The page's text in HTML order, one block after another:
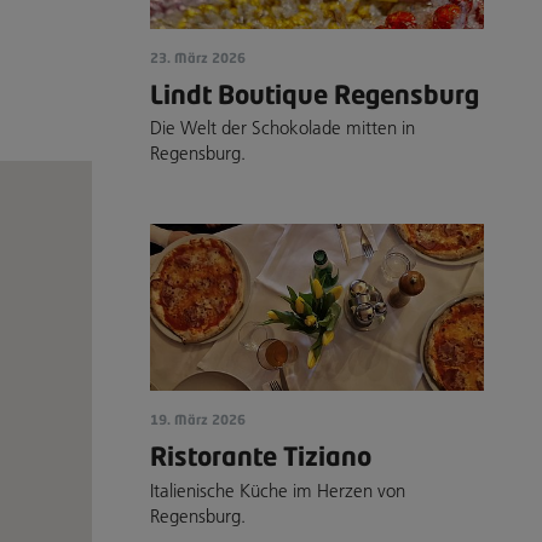
23. März 2026
Lindt Boutique Regensburg
Die Welt der Schokolade mitten in
Regensburg.
19. März 2026
Ristorante Tiziano
Italienische Küche im Herzen von
Regensburg.